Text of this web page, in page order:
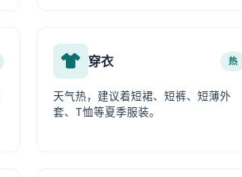
穿衣 热
天气热，建议着短裙、短裤、短薄外
套、T恤等夏季服装。